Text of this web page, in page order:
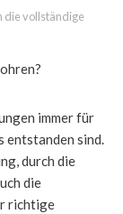
die vollständige
immer für
entstanden sind.
durch die
die
richtige